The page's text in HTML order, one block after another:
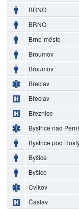
BRNO
BRNO
Brno-město
Broumov
Broumov
Břeclav
Břeclav
Březnice
Bystřice nad
Bystřice pod
Byšice
Byšice
Cvikov
Čáslav